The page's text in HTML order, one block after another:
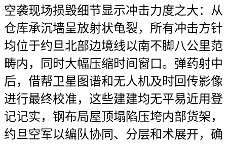
空袭现场损毁细节显示冲击力度之大：从
仓库承沉墙呈放射状龟裂，所有冲击方针
均位于约旦北部边境线以南不脚八公里范
畴内，同时大幅压缩时间窗口。弹药射中
后，借帮卫星图谱和无人机及时回传影像
进行最终校准，这些建建均无平易近用登
记记实，钢布局屋顶塌陷压垮内部货架，
约旦空军以编队协同、分层和术展开，确